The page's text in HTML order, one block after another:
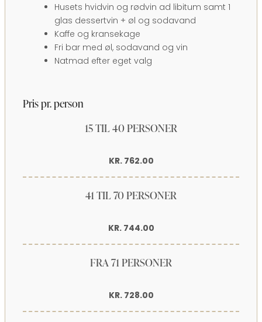
Husets hvidvin og rødvin ad libitum samt 1
glas dessertvin + øl og sodavand
Kaffe og kransekage
Fri bar med øl, sodavand og vin
Natmad efter eget valg
Pris pr. person
15 TIL 40 PERSONER
KR. 762.00
41 TIL 70 PERSONER
KR. 744.00
FRA 71 PERSONER
KR. 728.00